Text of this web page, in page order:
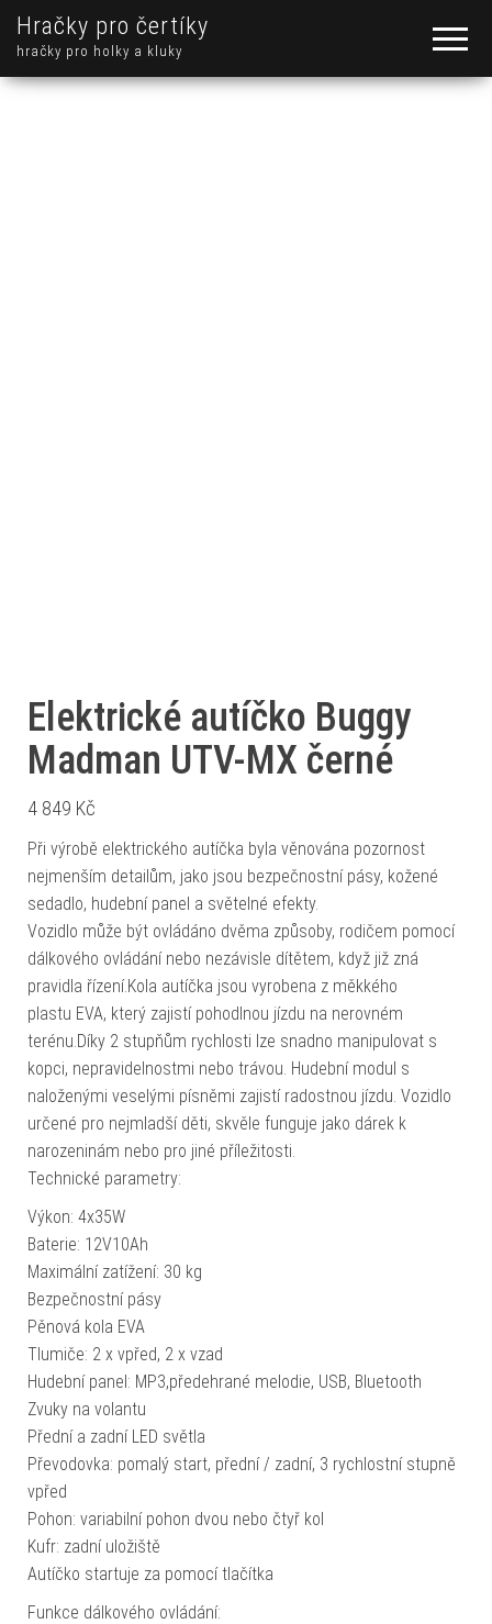
Hračky pro čertíky
hračky pro holky a kluky
Elektrické autíčko Buggy
Madman UTV-MX černé
4 849 Kč
Při výrobě elektrického autíčka byla věnována pozornost
nejmenším detailům, jako jsou bezpečnostní pásy, kožené
sedadlo, hudební panel a světelné efekty.
Vozidlo může být ovládáno dvěma způsoby, rodičem pomocí
dálkového ovládání nebo nezávisle dítětem, když již zná
pravidla řízení.Kola autíčka jsou vyrobena z měkkého
plastu EVA, který zajistí pohodlnou jízdu na nerovném
terénu.Díky 2 stupňům rychlosti lze snadno manipulovat s
kopci, nepravidelnostmi nebo trávou. Hudební modul s
naloženými veselými písněmi zajistí radostnou jízdu. Vozidlo
určené pro nejmladší děti, skvěle funguje jako dárek k
narozeninám nebo pro jiné příležitosti.
Technické parametry:
Výkon: 4x35W
Baterie: 12V10Ah
Maximální zatížení: 30 kg
Bezpečnostní pásy
Pěnová kola EVA
Tlumiče: 2 x vpřed, 2 x vzad
Hudební panel: MP3,předehrané melodie, USB, Bluetooth
Zvuky na volantu
Přední a zadní LED světla
Převodovka: pomalý start, přední / zadní, 3 rychlostní stupně
vpřed
Pohon: variabilní pohon dvou nebo čtyř kol
Kufr: zadní uložiště
Autíčko startuje za pomocí tlačítka
Funkce dálkového ovládání: